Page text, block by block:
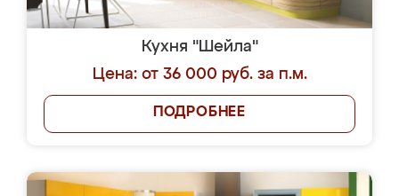
Кухня "Шейла"
Цена: от 36 000 руб. за п.м.
ПОДРОБНЕЕ